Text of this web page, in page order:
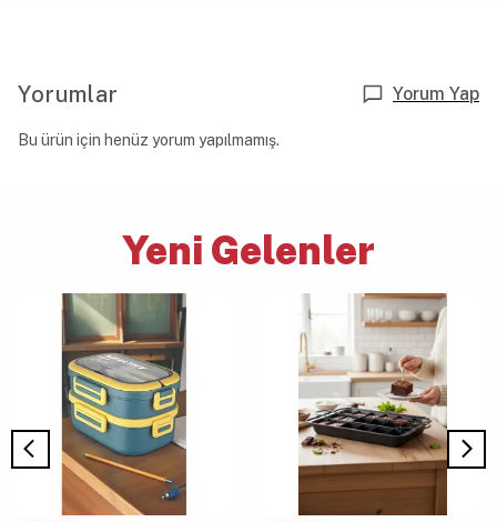
Yorumlar Yorum Yap
Bu ürün için henüz yorum yapılmamış.
Yeni Gelenler